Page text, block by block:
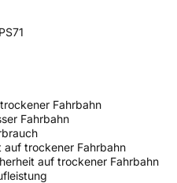
Fahrbahn
Fahrbahn
auf trockener Fahrbahn
auf trockener Fahrbahn